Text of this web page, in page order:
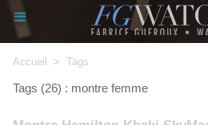
Accueil > Tags
Tags (26) : montre femme